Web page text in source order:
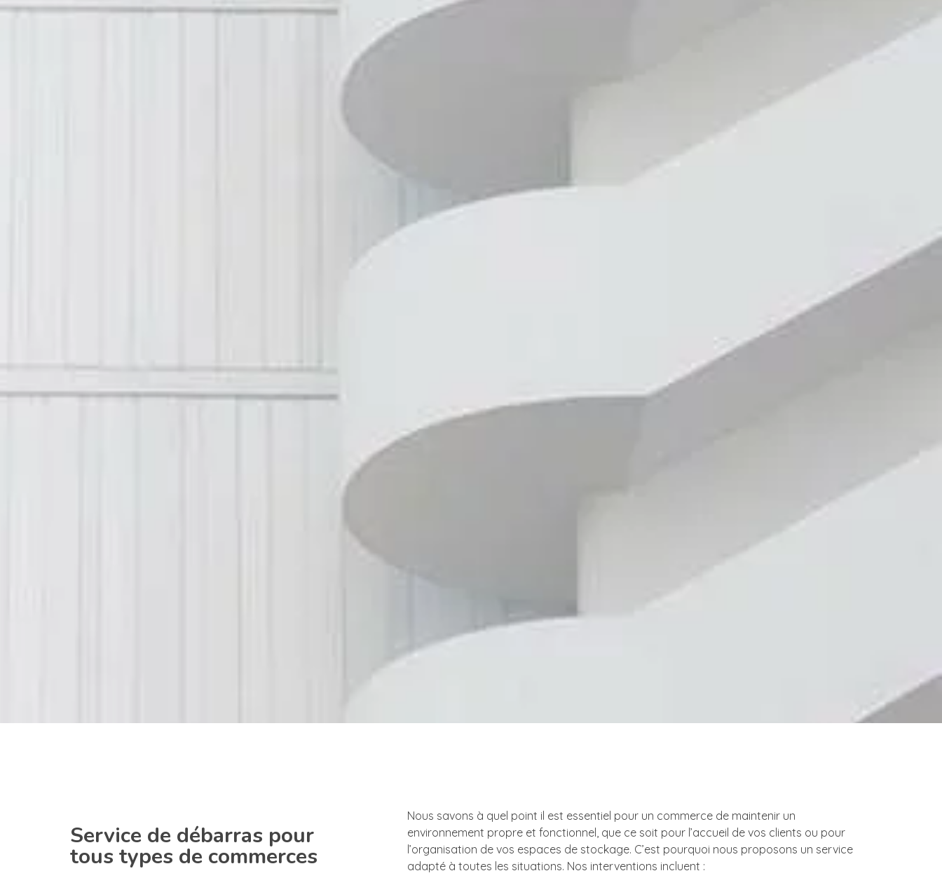
Service de débarras pour
tous types de commerces
Nous savons à quel point il est essentiel pour un commerce de maintenir un
environnement propre et fonctionnel, que ce soit pour l’accueil de vos clients ou pour
l’organisation de vos espaces de stockage. C’est pourquoi nous proposons un service
adapté à toutes les situations. Nos interventions incluent :